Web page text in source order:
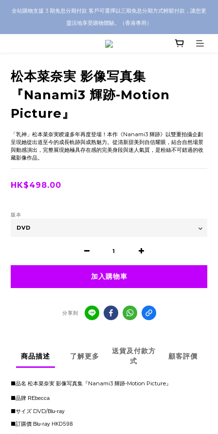
CRA5Y SHOP 全店 100% 正品保證｜支持香港本地 + 海外寄送｜💬 有任何問題？歡
迎 WhatsApp 聯絡我們查詢代購服務
全站購物支援 3 期免息分期付款 客戶可選擇以三期免息分期方式輕鬆付款，讓您更
靈活地享受購物體驗。（香港專用）
CRA5Y SHOP 全店 100% 正品保證｜支持香港本地 + 海外寄送｜💬 有任何問題？歡
松本菜奈実 影像写真集
『Nanami3 輝跡-Motion
Picture』
「乳神」松本菜奈実睽違多年再度登場！本作《Nanami3 輝跡》以雙重拍攝企劃
呈現她從出道至今的成長軌跡與成熟魅力。從清新甜美到自信耀眼，結合自然場景
與動感演出，完整展現她極具存在感的完美身段與迷人氣質，是粉絲不可錯過的收
藏影像作品。
HK$498.00
版本
加入購物車
分享到
商品描述 了解更多
送貨及付款方
式
顧客評價
■品名 松本菜奈実 影像写真集『Nanami3 輝跡-Motion Picture』
■品牌 REbecca
■サイズ DVD/Blu-ray
■訂購價 Blu-ray HKD598